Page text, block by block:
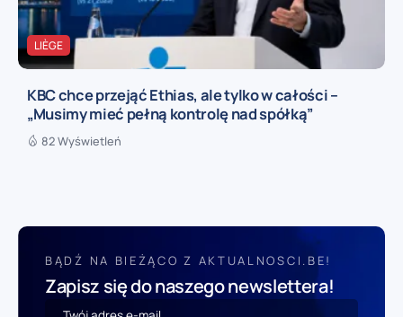
LIÈGE
KBC chce przejąć Ethias, ale tylko w całości –
„Musimy mieć pełną kontrolę nad spółką”
82 Wyświetleń
BĄDŹ NA BIEŻĄCO Z AKTUALNOSCI.BE!
Zapisz się do naszego newslettera!